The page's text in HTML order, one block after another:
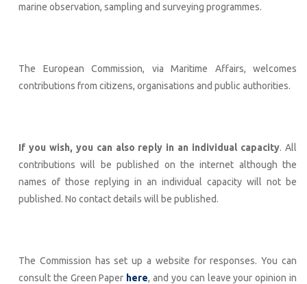
marine observation, sampling and surveying programmes.
The European Commission, via Maritime Affairs, welcomes
contributions from citizens, organisations and public authorities.
If you wish, you can also reply in an individual capacity. All
contributions will be published on the internet although the
names of those replying in an individual capacity will not be
published. No contact details will be published.
The Commission has set up a website for responses. You can
consult the Green Paper here, and you can leave your opinion in